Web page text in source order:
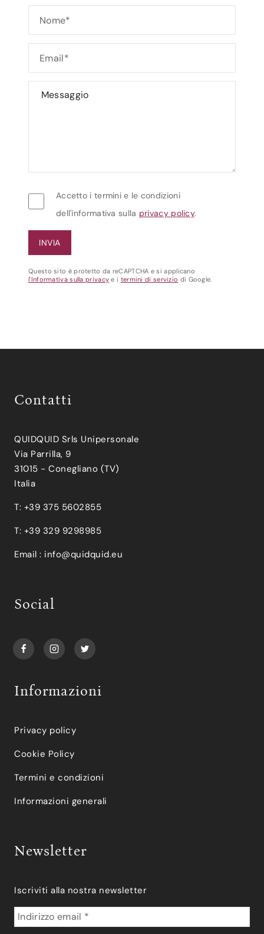
Accetto i termini e le condizioni
dell'informativa sulla privacy policy.
Questo sito è protetto da reCAPTCHA e si applicano
l'Informativa sulla privacy e i termini di servizio di Google.
Contatti
QUIDQUID Srls Unipersonale
Via Parrilla, 9
31015 - Conegliano (TV)
Italia
T: +39 375 5602855
T: +39 329 9298985
Email : info@quidquid.eu
Social
Informazioni
Privacy policy
Cookie Policy
Termini e condizioni
Informazioni generali
Newsletter
Iscriviti alla nostra newsletter